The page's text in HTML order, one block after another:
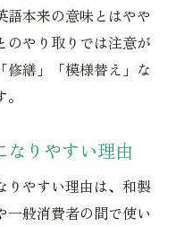
語本来の意味とはやや
のやり取りでは注意が
修繕」「模様替え」な
なりやすい理由
りやすい理由は、和製
一般消費者の間で使い